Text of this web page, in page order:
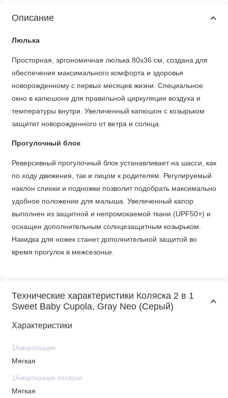
Описание
Люлька
Просторная, эргономичная люлька 80х36 см, создана для
обеспечения максимального комфорта и здоровья
новорожденному с первых месяцев жизни. Специальное
окно в капюшоне для правильной циркуляции воздуха и
температуры внутри. Увеличенный капюшон с козырьком
защитит новорожденного от ветра и солнца.
Прогулочный блок
Реверсивный прогулочный блок устанавливает на шасси, как
по ходу движения, так и лицом к родителям. Регулируемый
наклон спинки и подножки позволит подобрать максимально
удобное положение для малыша. Увеличенный капор
выполнен из защитной и непромокаемой ткани (UPF50+) и
оснащен дополнительным солнцезащитным козырьком.
Накидка для ножек станет дополнительной защитой во
время прогулок в межсезонье.
Телескопическая ручка – подстроиться под любой рост, а
вместительная корзина с усиленным дном – станет
мягкой амортизацией, позволяют коляске легко
Характеритсики
• Просторная, эргономическая люлька 80х38 см. (до 9 кг.)
Технические характеристики Коляска 2 в 1
Sweet Baby Cupola, Gray Neo (Серый)
Характеристики
1Амортизация
Мягкая
1Амортизация коляски
Мягкая